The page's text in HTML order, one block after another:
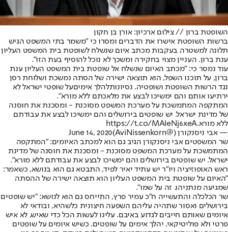
השופטת ברון // צילום ארכיון: אורן בן חקון
ברשות השופטת אישרו את הדברים ומסרו כי "משמר בתי המשפט הגיש
תלונה למשטרה בעקבות מכתב איום שנשלח לשופטת בית המשפט העליון
ענת ברון. העניין מצוי בחקירה ומשכך לא נוכל להוסיף בעת הזו".
עוד נמסר כי: "מכתב האיום שנשלח אל שופטת בית המשפט העליון ענת
ברון, על תוכנו השפל, הוא תוצאה ישירה של הסתה נמשכת ושלוחת רסן
נגד הרשות השופטת ושופטיה. נסיונותלהלך אימיםעל שופטי ישראל לא
ירתיעו אותם והם ימשיכו לבצע את מלאכתם ללא מורא".
המתקפה המתמשכת על מערכת המשפט מסוכנת - ומסכנת את חוסנה
של מדינת ישראל. יש שופטים בירושלים והם ימשיכו לבצע את עבודתם
ללא מורא.https://t.co/MAIeNj6xeA
— אבי ניסנקורן (@AviNissenkorn)
June 14, 2020
שר המשפטים אבי ניסנקורן הגיב גם הוא למכתב האיומים: "‏המתקפה
המתמשכת על מערכת המשפט מסוכנת - ומסכנת את חוסנה של מדינת
ישראל. יש שופטים בירושלים והם ימשיכו לבצע את עבודתם ללא מורא".
ראש האופוזיציה ויו"ר יש עתיד יאיר לפיד, התבטא גם הוא בנושא, כשאמר:
"האיום על שופטת בית המשפט העליון הוא תוצאה ישירה של ההסתה
שמגיעה מנתניהו. זה על שמו".
שר הכלכלה והתעשייה ח״כ עמיר פרץ, התייחס גם הוא לנושא: "יש שופטים
בירושלים ואסור שתהיה עליהם השפעה חיצונית כלשהיא, ובודאי לא
איומים שאותם חייבים לגדוע באיבם. עלינו לעשות הכל כדי שאיש, לא איש
פרטי ולא פוליטיקאי, יהלך אימים על שופטים. כשיש איומים על שופטים